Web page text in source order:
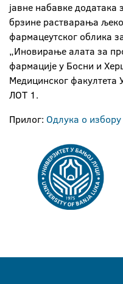
јавне набавке додатака
брзине растварања
фармацеутског облика
„Иновирање алата за
фармације у Босни и
Медицинског факултета
ЛОТ 1.
Прилог: Одлука о